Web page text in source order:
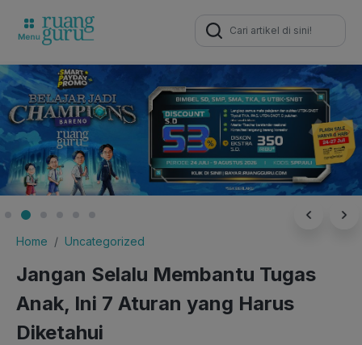
Search
for:
Home Uncategorized
Jangan Selalu Membantu Tugas
Anak, Ini 7 Aturan yang Harus
Diketahui